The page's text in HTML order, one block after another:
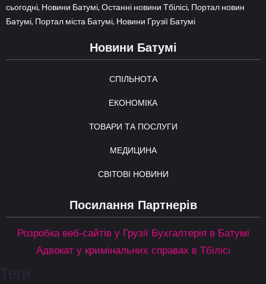
сьогодні, Новини Батумі, Останні новини Тбілісі, Портал новин
Батумі, Портал міста Батумі, Новини Грузії Батумі
Новини Батумі
СПІЛЬНОТА
ЕКОНОМІКА
ТОВАРИ ТА ПОСЛУГИ
МЕДИЦИНА
СВІТОВІ НОВИНИ
Посилання Партнерів
Розробка веб-сайтів у Грузії Бухгалтерія в Батумі
Адвокат у кримінальних справах в Тбілісі
Теги